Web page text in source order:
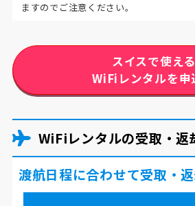
ますのでご注意ください。
スイスで使える
WiFiレンタルを申
WiFiレンタルの受取・返
渡航日程に合わせて受取・